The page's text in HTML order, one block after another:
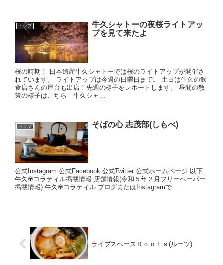
トップ
牛久シャトーの夜桜ライトアッ
プを見て来たよ
桜の時期！ 日本遺産牛久シャトーでは桜のライトアップが開催さ
れています。 ライトアップは今週の日曜日まで。 土日は牛久の飲
食店さんの屋台も出店！先週の様子をレポートします。 昼間の散
策の様子はこちら 牛久シャ...
トップ そばの心 志茂部(しもべ)
公式Instagram 公式Facebook 公式Twitter 公式ホームページ 以下
牛久✾コラティル掲載情報 店舗情報(令和５年２月フリーペーパー
掲載情報) 牛久✾コラティル ブログまたはInstagramで...
ライブスペースＲｏｏｔｓ(ルーツ)